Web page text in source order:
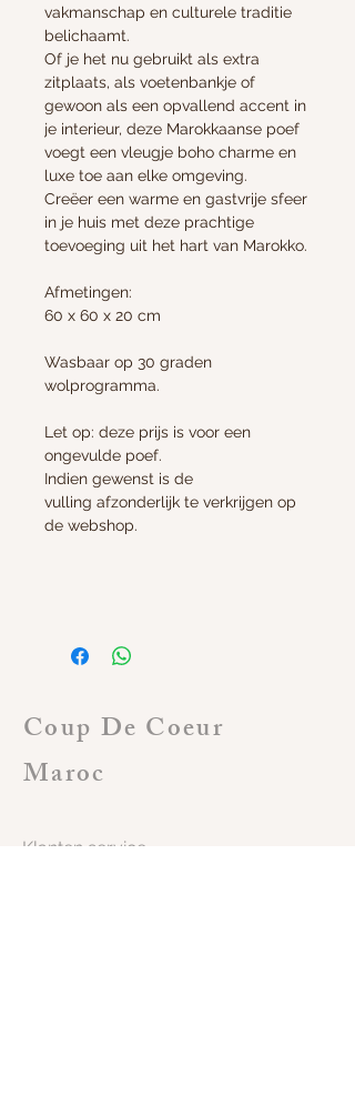
vakmanschap en culturele traditie
belichaamt.
Of je het nu gebruikt als extra
zitplaats, als voetenbankje of
gewoon als een opvallend accent in
je interieur, deze Marokkaanse poef
voegt een vleugje boho charme en
luxe toe aan elke omgeving.
Creëer een warme en gastvrije sfeer
in je huis met deze prachtige
toevoeging uit het hart van Marokko.
Afmetingen:
60 x 60 x 20 cm
Wasbaar op 30 graden
wolprogramma.
Let op: deze prijs is voor een
ongevulde poef.
Indien gewenst is de
vulling afzonderlijk te verkrijgen op
de webshop.
Coup De Coeur
Maroc
Klanten service